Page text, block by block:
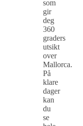
som
gir
deg
360
graders
utsikt
over
Mallorca.
På
klare
dager
kan
du
se